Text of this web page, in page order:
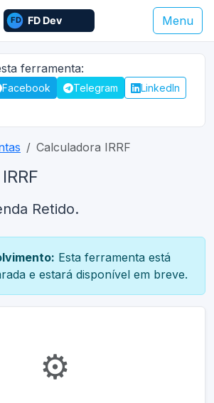
Menu
ferramenta:
Facebook Telegram
LinkedIn
Calculadora IRRF
Retido.
Esta ferramenta está
e estará disponível em breve.
⚙️